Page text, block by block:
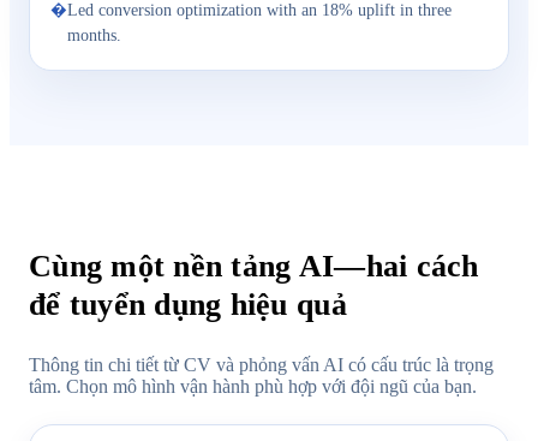
Led conversion optimization with an 18% uplift in three
months.
Cùng một nền tảng AI—hai cách
để tuyển dụng hiệu quả
Thông tin chi tiết từ CV và phỏng vấn AI có cấu trúc là trọng
tâm. Chọn mô hình vận hành phù hợp với đội ngũ của bạn.